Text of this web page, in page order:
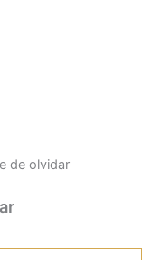
de olvidar